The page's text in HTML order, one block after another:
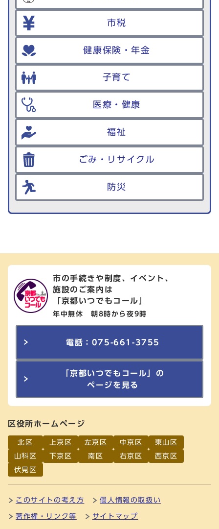
市税
健康保険・年金
子育て
医療・健康
福祉
ごみ・リサイクル
防災
市の手続きや制度、イベント、
施設のご案内は
「京都いつでもコール」
年中無休 朝8時から夜9時
電話：075-661-3755
「京都いつでもコール」の
ページを見る
区役所ホームページ
北区 上京区 左京区 中京区
東山区
山科区
下京区 南区 右京区
西京区
伏見区
このサイトの考え方 個人情報の取扱い
著作権・リンク等 サイトマップ